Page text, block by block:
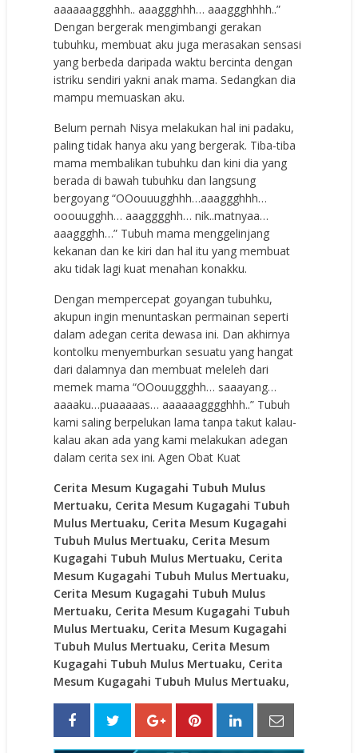
aaaaaaggghhh.. aaaggghhh… aaaggghhhh..”
Dengan bergerak mengimbangi gerakan
tubuhku, membuat aku juga merasakan sensasi
yang berbeda daripada waktu bercinta dengan
istriku sendiri yakni anak mama. Sedangkan dia
mampu memuaskan aku.
Belum pernah Nisya melakukan hal ini padaku,
paling tidak hanya aku yang bergerak. Tiba-tiba
mama membalikan tubuhku dan kini dia yang
berada di bawah tubuhku dan langsung
bergoyang “OOouuugghhh…aaaggghhh…
ooouugghh… aaagggghh… nik..matnyaa…
aaaggghh…” Tubuh mama menggelinjang
kekanan dan ke kiri dan hal itu yang membuat
aku tidak lagi kuat menahan konakku.
Dengan mempercepat goyangan tubuhku,
akupun ingin menuntaskan permainan seperti
dalam adegan cerita dewasa ini. Dan akhirnya
kontolku menyemburkan sesuatu yang hangat
dari dalamnya dan membuat meleleh dari
memek mama “OOouuggghh… saaayang…
aaaaku…puaaaaas… aaaaaagggghhh..” Tubuh
kami saling berpelukan lama tanpa takut kalau-
kalau akan ada yang kami melakukan adegan
dalam cerita sex ini.Agen Obat Kuat
Cerita Mesum Kugagahi Tubuh Mulus
Mertuaku, Cerita Mesum Kugagahi Tubuh
Mulus Mertuaku, Cerita Mesum Kugagahi
Tubuh Mulus Mertuaku, Cerita Mesum
Kugagahi Tubuh Mulus Mertuaku, Cerita
Mesum Kugagahi Tubuh Mulus Mertuaku,
Cerita Mesum Kugagahi Tubuh Mulus
Mertuaku, Cerita Mesum Kugagahi Tubuh
Mulus Mertuaku, Cerita Mesum Kugagahi
Tubuh Mulus Mertuaku, Cerita Mesum
Kugagahi Tubuh Mulus Mertuaku, Cerita
Mesum Kugagahi Tubuh Mulus Mertuaku,